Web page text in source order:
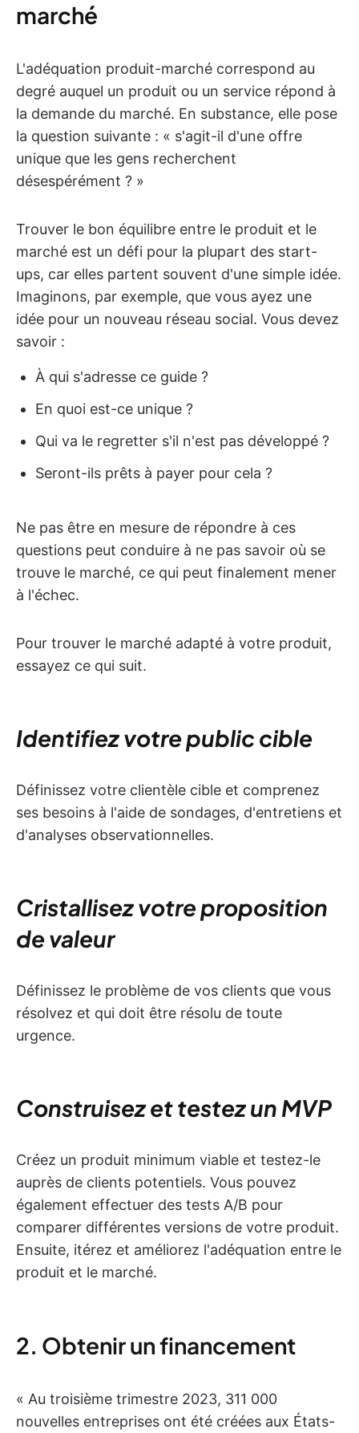
marché
L'adéquation produit-marché correspond au
degré auquel un produit ou un service répond à
la demande du marché. En substance, elle pose
la question suivante : « s'agit-il d'une offre
unique que les gens recherchent
désespérément ? »
Trouver le bon équilibre entre le produit et le
marché est un défi pour la plupart des start-
ups, car elles partent souvent d'une simple idée.
Imaginons, par exemple, que vous ayez une
idée pour un nouveau réseau social. Vous devez
savoir :
À qui s'adresse ce guide ?
En quoi est-ce unique ?
Qui va le regretter s'il n'est pas développé ?
Seront-ils prêts à payer pour cela ?
Ne pas être en mesure de répondre à ces
questions peut conduire à ne pas savoir où se
trouve le marché, ce qui peut finalement mener
à l'échec.
Pour trouver le marché adapté à votre produit,
essayez ce qui suit.
Identifiez votre public cible
Définissez votre clientèle cible et comprenez
ses besoins à l'aide de sondages, d'entretiens et
d'analyses observationnelles.
Cristallisez votre proposition
de valeur
Définissez le problème de vos clients que vous
résolvez et qui doit être résolu de toute
urgence.
Construisez et testez un MVP
Créez un produit minimum viable et testez-le
auprès de clients potentiels. Vous pouvez
également effectuer des tests A/B pour
comparer différentes versions de votre produit.
Ensuite, itérez et améliorez l'adéquation entre le
produit et le marché.
2. Obtenir un financement
« Au troisième trimestre 2023, 311 000
nouvelles entreprises ont été créées aux États-